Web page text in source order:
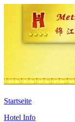
Startseite
Hotel Info